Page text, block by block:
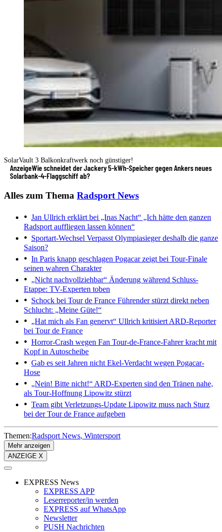
SolarVault 3 Balkonkraftwerk noch günstiger!
AnzeigeWie schneidet der Jackery 5-kWh-Speicher gegen Ankers neues
Solarbank-4-Flaggschiff ab?
Alles zum Thema Radsport News
Jan Ullrich erklärt bei „Inas Nacht“ „Ich hätte den ganzen
Radsport auffliegen lassen können“
Sportart-Wechsel Verpasst Olympiasieger deshalb die ganze
Saison?
In Paris knapp geschlagen Pogacar zeigt bei Tour-Finale
seinen wahren Charakter
„Nicht nachvollziehbar“ Änderung während Schluss-
Etappe: TV-Experten toben
Schock bei Tour de France Führender stürzt direkt neben
Schlucht: „Meine Güte!“
„Hat mich als Fan genervt“ Ullrich kritisiert ARD-Reporter
bei Tour de France
Horror-Crash wegen Fan Tour-de-France-Fahrer kracht mit
Kopf in Autoscheibe
Gab es seit Jahren nicht Ekel-Verdacht wegen Pogacar-
Hose
„Nein! Bitte nicht!“ ARD-Experten sind den Tränen nahe,
als Tour-Hoffnung Lipowitz stürzt
Team gibt Verletzungs-Update Lipowitz muss nach Sturz
bei der Tour de France aufgeben
Themen:Radsport News Wintersport
Mehr anzeigen
ANZEIGE X
EXPRESS News
EXPRESS APP
Leserreporter/in werden
EXPRESS auf WhatsApp
Newsletter
PUSH Nachrichten